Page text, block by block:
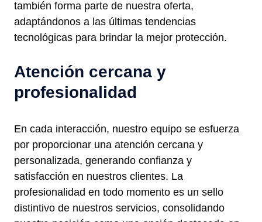
también forma parte de nuestra oferta,
adaptándonos a las últimas tendencias
tecnológicas para brindar la mejor protección.
Atención cercana y
profesionalidad
En cada interacción, nuestro equipo se esfuerza
por proporcionar una atención cercana y
personalizada, generando confianza y
satisfacción en nuestros clientes. La
profesionalidad en todo momento es un sello
distintivo de nuestros servicios, consolidando